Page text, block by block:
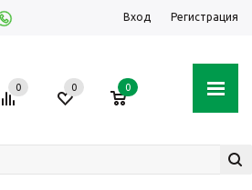
Вход Регистрация
0 0 0